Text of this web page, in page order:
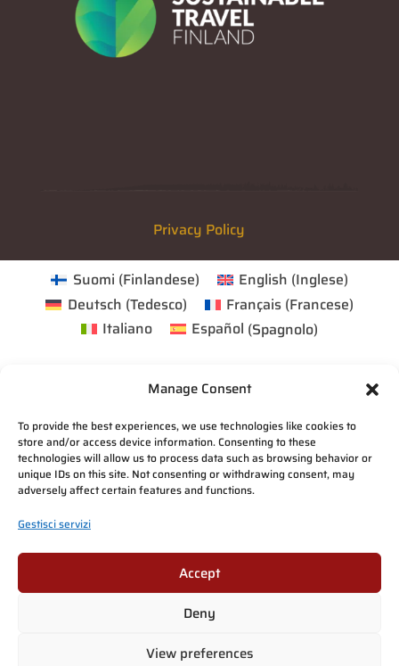
Manage Consent
To provide the best experiences, we use technologies like cookies to
store and/or access device information. Consenting to these
technologies will allow us to process data such as browsing behavior or
unique IDs on this site. Not consenting or withdrawing consent, may
adversely affect certain features and functions.
Gestisci servizi
Accept
Deny
View preferences
Privacy Policy
Suomi (Finlandese) English (Inglese)
Deutsch (Tedesco) Français(Francese)
Italiano
Español (Spagnolo)